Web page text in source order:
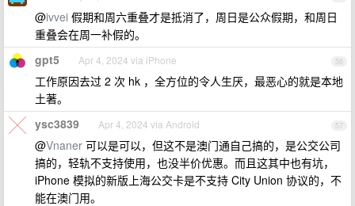
@ivvei 假期和周六重叠才是抵消了，周日是公众假期，和周日
重叠会在周一补假的。
56
gpt5 Apr 4, 2024 via iPhone
工作原因去过 2 次 hk ，全方位的令人生厌，最恶心的就是本地
土著。
57
ysc3839 Apr 4, 2024 via Android
@Vnaner 可以是可以，但这不是澳门通自己搞的，是公交公司
搞的，轻轨不支持使用，也没半价优惠。而且这其中也有坑，
iPhone 模拟的新版上海公交卡是不支持 City Union 协议的，不
能在澳门用。